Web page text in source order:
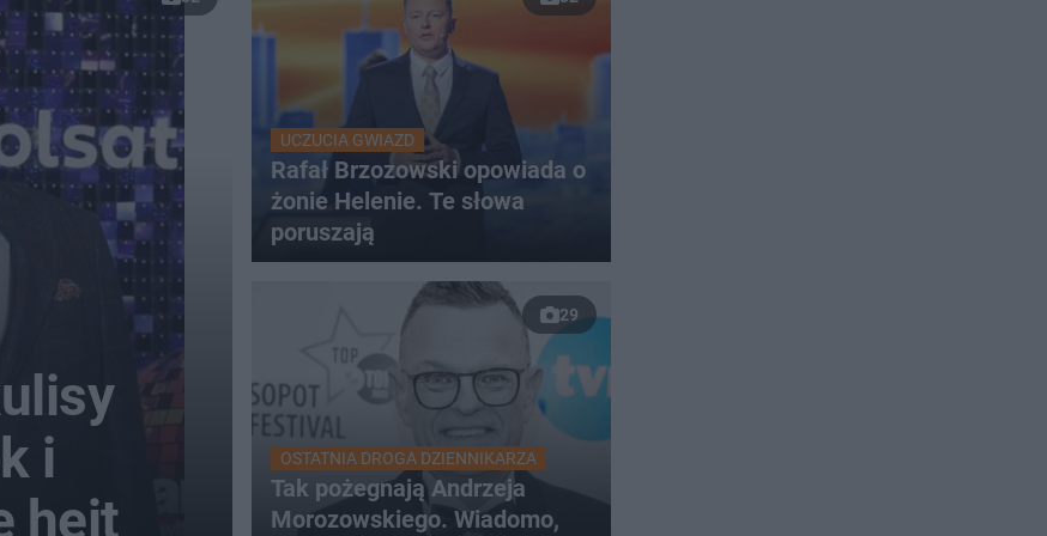
i
hejt
UCZUCIA GWIAZD
Rafał Brzozowski opowiada o
żonie Helenie. Te słowa
poruszają
29
OSTATNIA DROGA DZIENNIKARZA
Tak pożegnają Andrzeja
Morozowskiego. Wiadomo,